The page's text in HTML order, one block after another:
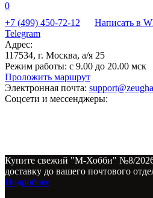
0
+7 (499) 450-72-12
Написать в
Telegram
Адрес:
117534, г. Москва, а/я 25
Режим работы: с 9.00 до 20.00 мск
Проложить маршрут
Электронная почта:
Соцсети и мессенджеры:
Купите свежий "М-Хобби" №8/2026
доставку до вашего почтового
Подробнее